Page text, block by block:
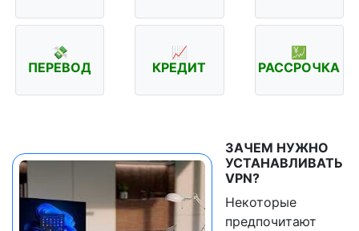
💸
ПЕРЕВОД
📈
КРЕДИТ
💹
РАССРОЧКА
ЗАЧЕМ НУЖНО
УСТАНАВЛИВАТЬ
VPN?
Некоторые
предпочитают